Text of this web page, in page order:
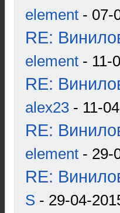
element - 07-
RE:
element - 11-
RE:
alex23 - 11-
RE:
element - 29-
RE:
S - 29-04-